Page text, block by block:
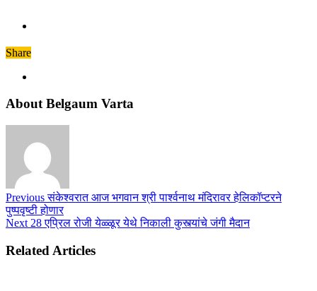
Share
About Belgaum Varta
Previousसंकेश्वरात आज भगवान श्री पार्श्वनाथ मंदिरावर हेलिकॉप्टरने
पुष्पवृष्टी होणार
Next 28 एप्रिल रोजी येळ्ळूर येथे निकाली कुस्त्यांचे जंगी मैदान
Related Articles